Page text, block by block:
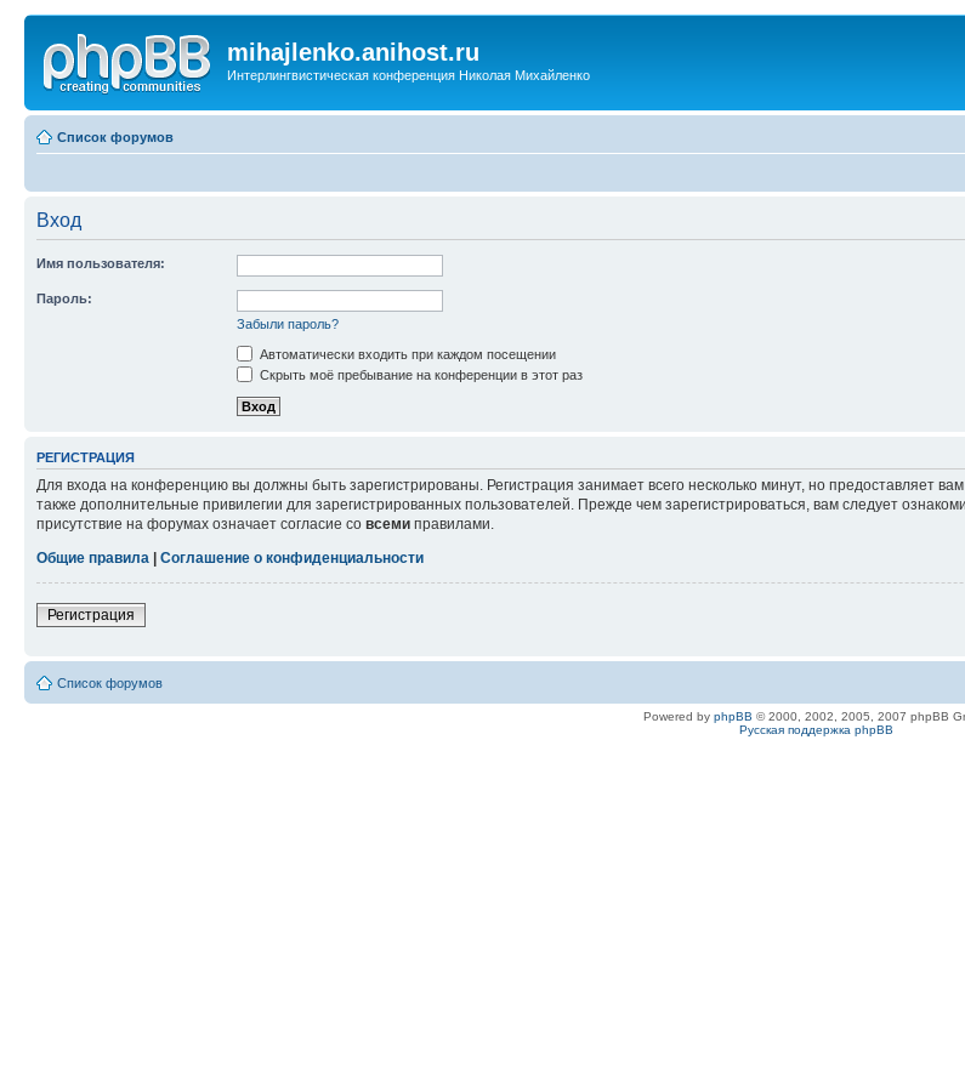
mihajlenko.anihost.ru
Интерлингвистическая конференция Николая Михайленко
Список форумов
Вход
Имя пользователя:
Пароль:
Забыли пароль?
Автоматически входить при каждом посещении
Скрыть моё пребывание на конференции в этот раз
РЕГИСТРАЦИЯ
Для входа на конференцию вы должны быть зарегистрированы. Регистрация занимает всего несколько минут, но предоставляет
также дополнительные привилегии для зарегистрированных пользователей. Прежде чем зарегистрироваться, вам следует
присутствие на форумах означает согласие со всеми правилами.
Общие правила
Соглашение о конфиденциальности
Регистрация
Список форумов
Powered by phpBB © 2000, 2002, 2005, 2007 phpBB
Русская поддержка phpBB